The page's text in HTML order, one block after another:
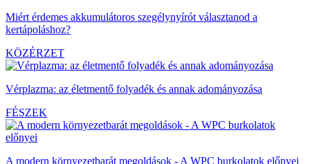
Miért érdemes akkumulátoros szegélynyírót választanod a
kertápoláshoz?
KÖZÉRZET
Vérplazma: az életmentő folyadék és annak adományozása
FÉSZEK
A modern környezetbarát megoldások - A WPC burkolatok előnyei